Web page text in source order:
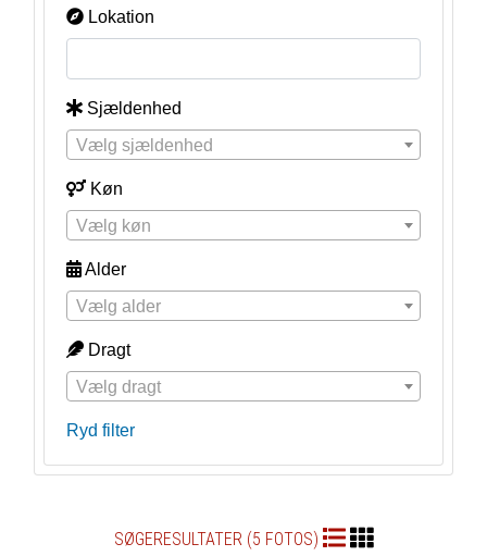
Lokation
Sjældenhed
Vælg sjældenhed
Køn
Vælg køn
Alder
Vælg alder
Dragt
Vælg dragt
Ryd filter
SØGERESULTATER (5 FOTOS)